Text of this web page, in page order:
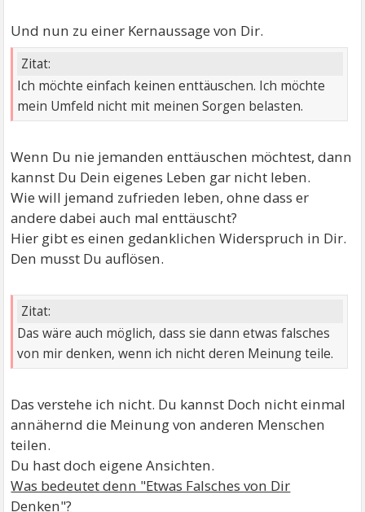
Und nun zu einer Kernaussage von Dir.
Zitat:
Ich möchte einfach keinen enttäuschen. Ich möchte
mein Umfeld nicht mit meinen Sorgen belasten.
Wenn Du nie jemanden enttäuschen möchtest, dann
kannst Du Dein eigenes Leben gar nicht leben.
Wie will jemand zufrieden leben, ohne dass er
andere dabei auch mal enttäuscht?
Hier gibt es einen gedanklichen Widerspruch in Dir.
Den musst Du auflösen.
Zitat:
Das wäre auch möglich, dass sie dann etwas falsches
von mir denken, wenn ich nicht deren Meinung teile.
Das verstehe ich nicht. Du kannst Doch nicht einmal
annähernd die Meinung von anderen Menschen
teilen.
Du hast doch eigene Ansichten.
Was bedeutet denn "Etwas Falsches von Dir
Denken"?